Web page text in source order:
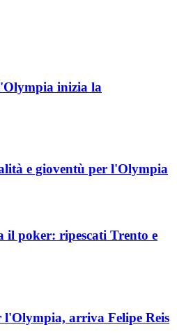
inizia la
e gioventù per l'Olympia
il poker: ripescati Trento e
arriva Felipe Reis